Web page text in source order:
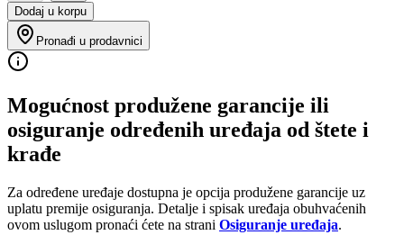
Dodaj u korpu
Pronađi u prodavnici
Mogućnost produžene garancije ili
osiguranje određenih uređaja od štete i
krađe
Za određene uređaje dostupna je opcija produžene garancije uz
uplatu premije osiguranja. Detalje i spisak uređaja obuhvaćenih
ovom uslugom pronaći ćete na strani Osiguranje uređaja.